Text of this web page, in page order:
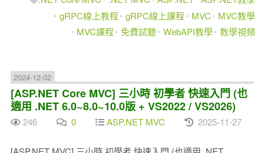
gRPC線上教程
gRPC線上課程 MVC
MVC教學
MVC課程
免費試聽 WebAPI教學 教學視頻
2024-12-02
[ASP.NET Core MVC] 三小時 初學者 快速入門 (也
適用 .NET 6.0~8.0~10.0版 + VS2022 / VS2026)
246 0 ASP.NET MVC 2025-11-27